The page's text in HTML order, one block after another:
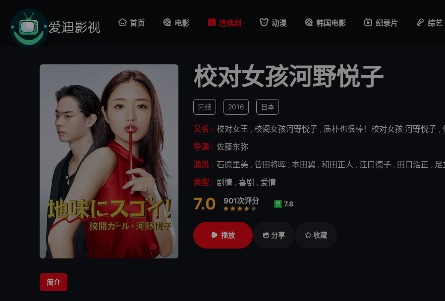
首页 电影 连续剧 动漫 韩国电影 纪录片 综艺
校对女孩河野悦子
完结 2016 日本
又名 : 校对女王 , 校阅女孩河野悦子 , 质朴也很棒！校对女孩·河野悦子 ,
导演 : 佐藤东弥
演员 : 石原里美 , 菅田将晖 , 本田翼 , 和田正人 , 江口德子 , 田口浩正 , 足
类型 : 剧情 , 喜剧 , 爱情
7.0 901次评分
很差
较差还行推荐
力荐
豆 7.8
播放 分享 收藏
简介